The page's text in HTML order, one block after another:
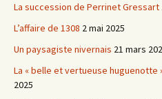
La succession de Perrinet Gressart
L’affaire de 1308 2 mai 2025
Un paysagiste nivernais 21 mars
La « belle et vertueuse huguenotte
2025